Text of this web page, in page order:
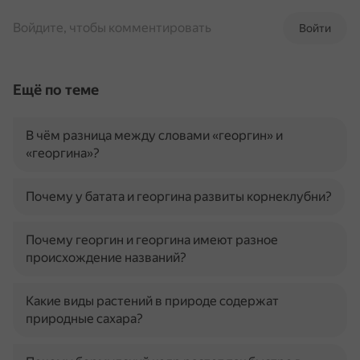
Войти
Войдите, чтобы комментировать
Ещё по теме
В чём разница между словами «георгин» и
«георгина»?
Почему у батата и георгина развиты корнеклубни?
Почему георгин и георгина имеют разное
происхождение названий?
Какие виды растений в природе содержат
природные сахара?